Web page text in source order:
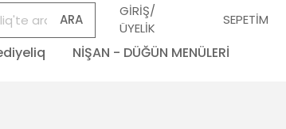
ARA
GİRİŞ/
ÜYELİK
SEPETİM
NİŞAN - DÜĞÜN MENÜLERİ